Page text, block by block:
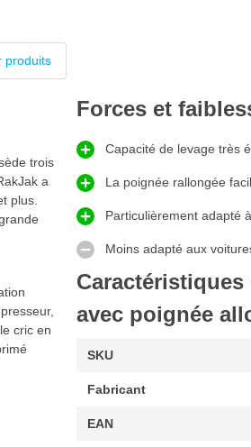
produits
trois
a
plus.
cric en
Forces et
Capacité de levage très
La poignée rallongée
Particulièrement adapté
Moins adapté aux
avec poignée
SKU
Fabricant
EAN